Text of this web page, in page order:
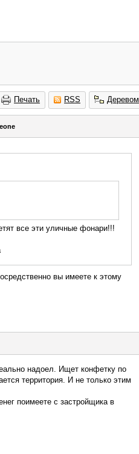
Печать RSS Деревом
все эти уличные фонари!!!
вы имеете к этому
надоел. Ищет конфетку по
территория. И не только этим
поимеете с застройщика в